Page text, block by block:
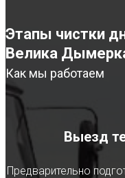
Этапы чистки
Велика
Как мы работаем
Выезд
Предварительно